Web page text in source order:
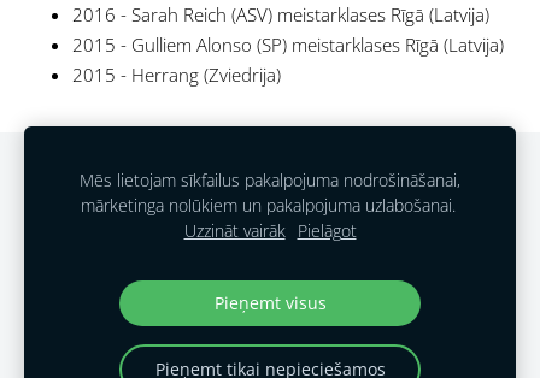
2016 - Sarah Reich (ASV) meistarklases Rīgā (Latvija)
2015 - Gulliem Alonso (SP) meistarklases Rīgā (Latvija)
2015 - Herrang (Zviedrija)
PIETEIKTIES NODARBĪBĀM!
PRIVĀTUMA POLITIKA
SĪKDATNES
Soul Tap Studio
Mēs lietojam sīkfailus pakalpojuma nodrošināšanai,
mārketinga nolūkiem un pakalpojuma uzlabošanai.
Uzzināt vairāk
Pielāgot
Pieņemt visus
Pieņemt tikai nepieciešamos